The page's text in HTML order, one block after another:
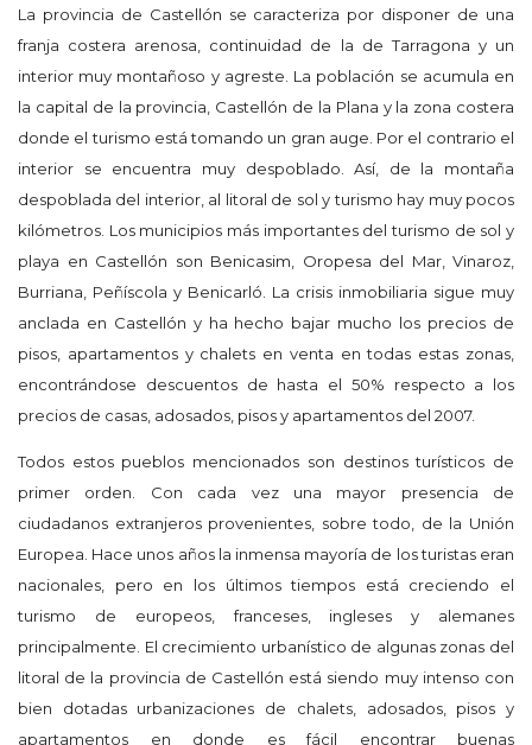
La provincia de Castellón se caracteriza por disponer de una
franja costera arenosa, continuidad de la de Tarragona y un
interior muy montañoso y agreste. La población se acumula en
la capital de la provincia, Castellón de la Plana y la zona costera
donde el turismo está tomando un gran auge. Por el contrario el
interior se encuentra muy despoblado. Así, de la montaña
despoblada del interior, al litoral de sol y turismo hay muy pocos
kilómetros. Los municipios más importantes del turismo de sol y
playa en Castellón son Benicasim, Oropesa del Mar, Vinaroz,
Burriana, Peñíscola y Benicarló. La crisis inmobiliaria sigue muy
anclada en Castellón y ha hecho bajar mucho los precios de
pisos, apartamentos y chalets en venta en todas estas zonas,
encontrándose descuentos de hasta el 50% respecto a los
precios de casas, adosados, pisos y apartamentos del 2007.
Todos estos pueblos mencionados son destinos turísticos de
primer orden. Con cada vez una mayor presencia de
ciudadanos extranjeros provenientes, sobre todo, de la Unión
Europea. Hace unos años la inmensa mayoría de los turistas eran
nacionales, pero en los últimos tiempos está creciendo el
turismo de europeos, franceses, ingleses y alemanes
principalmente. El crecimiento urbanístico de algunas zonas del
litoral de la provincia de Castellón está siendo muy intenso con
bien dotadas urbanizaciones de chalets, adosados, pisos y
apartamentos en donde es fácil encontrar buenas